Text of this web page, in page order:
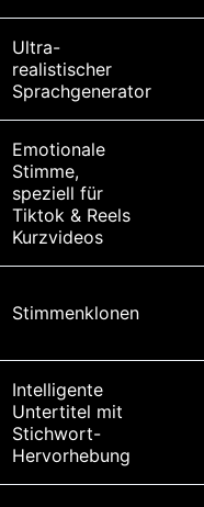
Ultra-
realistischer
Sprachgenerator
Emotionale
Stimme,
speziell für
Tiktok & Reels
Kurzvideos
Stimmenklonen
Intelligente
Untertitel mit
Stichwort-
Hervorhebung